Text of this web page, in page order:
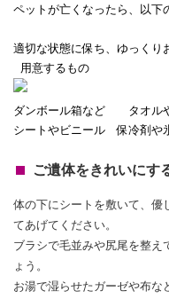
ペットが亡くなったら、以下
適切な状態に保ち、ゆっくり
用意するもの
ダンボール箱など タオ
シートやビニール 保冷剤や
ご遺体をきれいにす
体の下にシートを敷いて、優
てあげてください。
ブラシで毛並みや尻尾を整え
ょう。
お湯で湿らせたガーゼや布な